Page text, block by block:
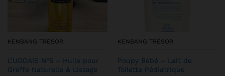
KENBANG TRÉSOR
L’UODAIS N°5 – Huile pour
Greffe Naturelle & Lissage
KENBANG TRÉSOR
Poupy Bébé – Lait de
Toilette Pédiatrique